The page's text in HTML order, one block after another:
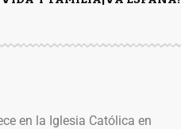
en la Iglesia Católica en